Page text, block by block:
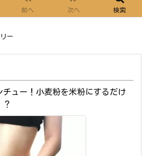
前へ 次へ 検索
ー
ュー！小麦粉を米粉にするだけ